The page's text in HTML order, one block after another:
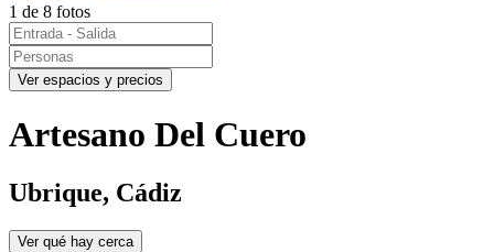
1 de 8 fotos
Ver espacios y precios
Artesano Del Cuero
Ubrique, Cádiz
Ver qué hay cerca